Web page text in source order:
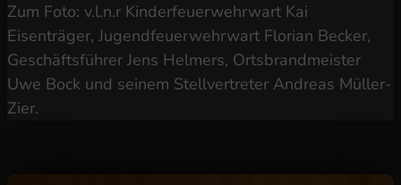
Zum Foto: v.l.n.r Kinderfeuerwehrwart Kai
Eisenträger, Jugendfeuerwehrwart Florian Becker,
Geschäftsführer Jens Helmers, Ortsbrandmeister
Uwe Bock und seinem Stellvertreter Andreas Müller-
Zier.